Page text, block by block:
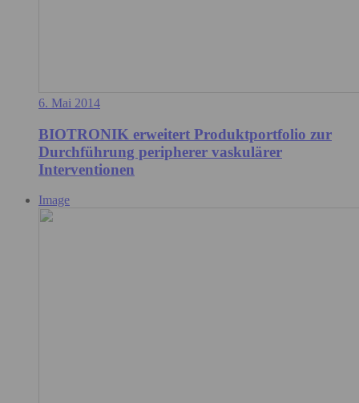
6. Mai 2014
BIOTRONIK erweitert Produktportfolio zur
Durchführung peripherer vaskulärer
Interventionen
Image